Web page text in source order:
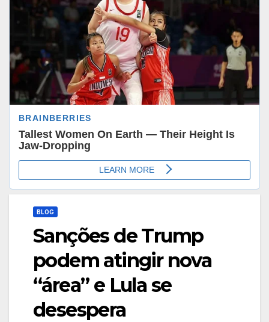
BLOG
Sanções de Trump
podem atingir nova
“área” e Lula se
desespera